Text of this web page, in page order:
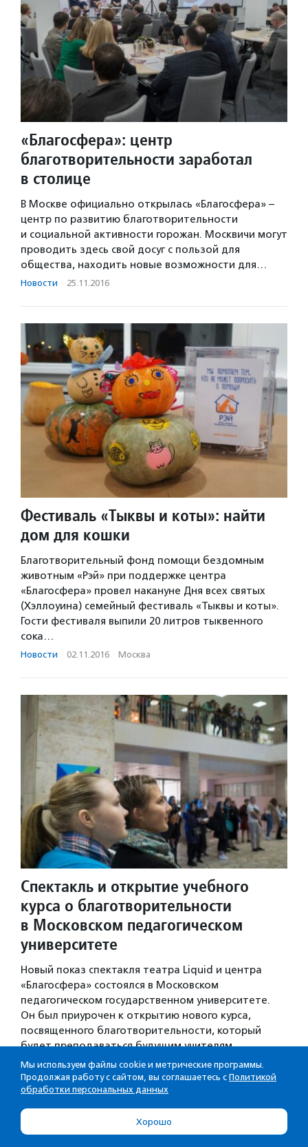
«Благосфера»: центр
благотворительности заработал
в столице
В Москве официально открылась «Благосфера» –
центр по развитию благотворительности
и социальной активности горожан. Москвичи могут
проводить здесь свой досуг с пользой для
общества, находить новые возможности для…
Новости · 25.11.2016
Фестиваль «Тыквы и коты»: найти
дом для кошки
Благотворительный фонд помощи бездомным
животным «Рэй» при поддержке центра
«Благосфера» провел накануне Дня всех святых
(Хэллоуина) семейный фестиваль «Тыквы и коты».
Гости фестиваля выпили 20 литров тыквенного
сока…
Новости · 02.11.2016 · Москва
Спектакль и открытие учебного
курса о благотворительности
в Московском педагогическом
университете
Новый показ спектакля театра Liquid и центра
«Благосфера» состоялся в Московском
педагогическом государственном университете.
Он был приурочен к открытию нового курса,
посвященного благотворительности, который
будет преподаваться будущим учителям…
Новости · 22.09.2016
Мы используем файлы cookie и метрические программы.
Продолжая работу с сайтом, вы соглашаетесь с Политикой
обработки персональных данных
Хорошо